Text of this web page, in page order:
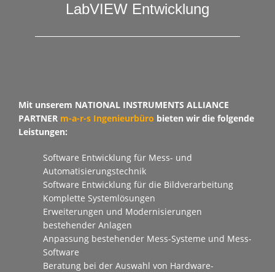
LabVIEW Entwicklung
Mit unserem NATIONAL INSTRUMENTS ALLIANCE
PARTNER m-a-r-s Ingenieurbüro bieten wir die folgende
Leistungen:
Software Entwicklung für Mess- und
Automatisierungstechnik
Software Entwicklung für die Bildverarbeitung
Komplette Systemlösungen
Erweiterungen und Modernisierungen
bestehender Anlagen
Anpassung bestehender Mess-Systeme und Mess-
Software
Beratung bei der Auswahl von Hardware-